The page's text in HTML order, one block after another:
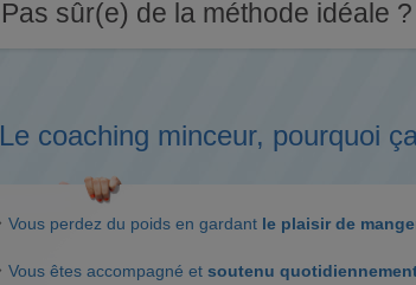
Pas sûr(e) de la méthode idéale
Le coaching minceur, pourquoi
Vous perdez du poids en gardant le plaisir de
Vous êtes accompagné et soutenu